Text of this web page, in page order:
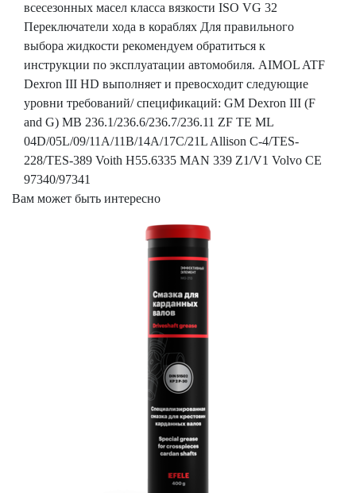
всесезонных масел класса вязкости ISO VG 32
Переключатели хода в кораблях Для правильного
выбора жидкости рекомендуем обратиться к
инструкции по эксплуатации автомобиля. AIMOL ATF
Dexron III HD выполняет и превосходит следующие
уровни требований/ спецификаций: GM Dexron III (F
and G) MB 236.1/236.6/236.7/236.11 ZF TE ML
04D/05L/09/11A/11B/14A/17C/21L Allison C-4/TES-
228/TES-389 Voith H55.6335 MAN 339 Z1/V1 Volvo CE
97340/97341
Вам может быть интересно